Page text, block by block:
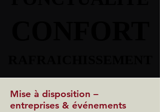
Mise à disposition –
entreprises & événements